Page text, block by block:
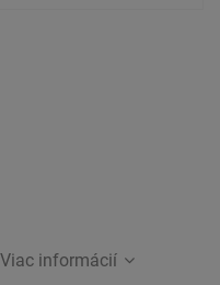
Viac informácií